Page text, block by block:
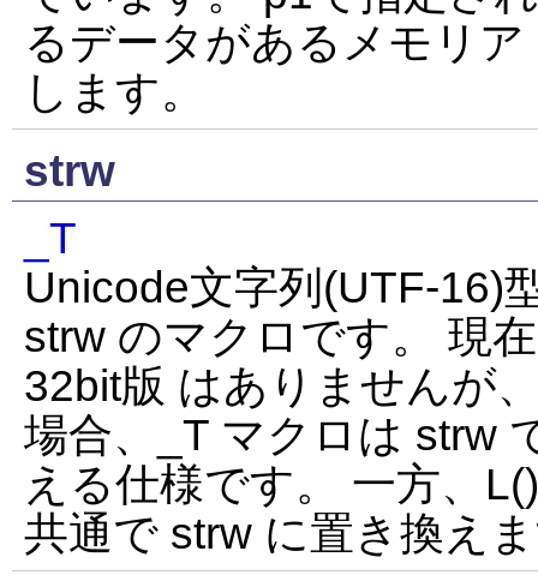
るデータがあるメモリ
します。
strw
_T
Unicode文字列(UTF-16)
strw のマクロです。 現
32bit版 はありませんが
場合、_T マクロは strw
える仕様です。 一方、
共通で strw に置き換え